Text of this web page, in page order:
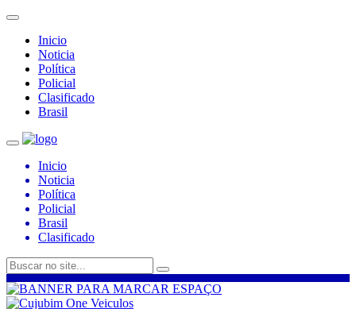
Inicio
Noticia
Política
Policial
Clasificado
Brasil
Inicio
Noticia
Política
Policial
Brasil
Clasificado